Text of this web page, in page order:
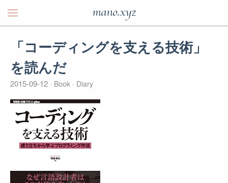
mano.xyz
「コーディングを支える技術」
を読んだ
2015-09-12 Book Diary